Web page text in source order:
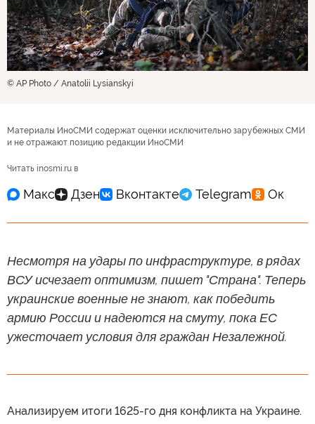
© AP Photo / Anatolii Lysianskyi
Материалы ИноСМИ содержат оценки исключительно зарубежных СМИ
и не отражают позицию редакции ИноСМИ
Читать inosmi.ru в
Несмотря на удары по инфраструктуре, в рядах
ВСУ исчезает оптимизм, пишет "Страна". Теперь
украинские военные не знают, как победить
армию России и надеются на смуту, пока ЕС
ужесточает условия для граждан Незалежной.
Анализируем итоги 1625-го дня конфликта на Украине.